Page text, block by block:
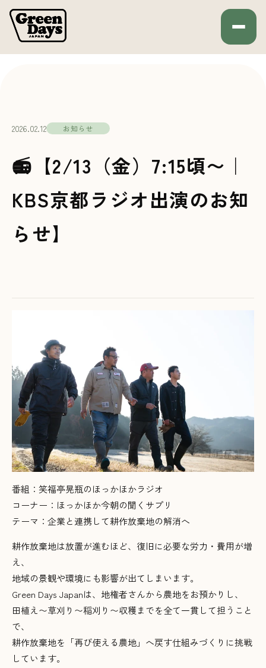
2026.02.12 お知らせ
📻【2/13（金）7:15頃〜｜
KBS京都ラジオ出演のお知
らせ】
番組：笑福亭晃瓶のほっかほかラジオ
コーナー：ほっかほか今朝の聞くサプリ
テーマ：企業と連携して耕作放棄地の解消へ
耕作放棄地は放置が進むほど、復旧に必要な労力・費用が増
え、
地域の景観や環境にも影響が出てしまいます。
Green Days Japanは、地権者さんから農地をお預かりし、
田植え〜草刈り〜稲刈り〜収穫までを全て一貫して担うこと
で、
耕作放棄地を「再び使える農地」へ戻す仕組みづくりに挑戦
しています。